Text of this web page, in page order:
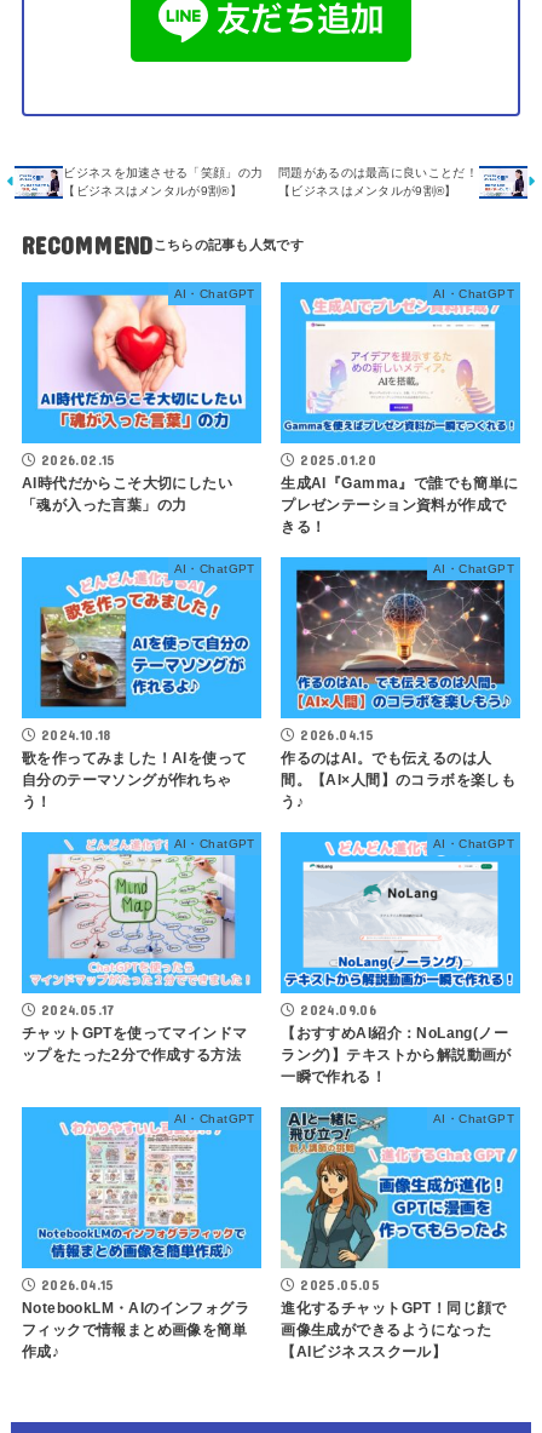
ビジネスを加速させる「笑顔」の力
【ビジネスはメンタルが9割®️】
問題があるのは最高に良いことだ！
【ビジネスはメンタルが9割®️】
RECOMMEND
AI・ChatGPT
2026.02.15
AI時代だからこそ大切にしたい
「魂が入った言葉」の力
AI・ChatGPT
2025.01.20
生成AI『Gamma』で誰でも簡単に
プレゼンテーション資料が作成で
きる！
AI・ChatGPT
2024.10.18
歌を作ってみました！AIを使って
自分のテーマソングが作れちゃ
う！
AI・ChatGPT
2026.04.15
作るのはAI。でも伝えるのは人
間。【AI×人間】のコラボを楽しも
う♪
AI・ChatGPT
2024.05.17
チャットGPTを使ってマインドマ
ップをたった2分で作成する方法
AI・ChatGPT
2024.09.06
【おすすめAI紹介：NoLang(ノー
ラング)】テキストから解説動画が
一瞬で作れる！
AI・ChatGPT
2026.04.15
NotebookLM・AIのインフォグラ
フィックで情報まとめ画像を簡単
作成♪
AI・ChatGPT
2025.05.05
進化するチャットGPT！同じ顔で
画像生成ができるようになった
【AIビジネススクール】